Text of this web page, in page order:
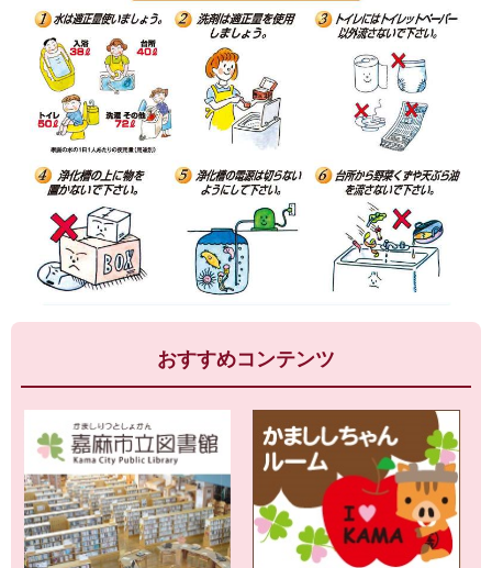
おすすめコンテンツ